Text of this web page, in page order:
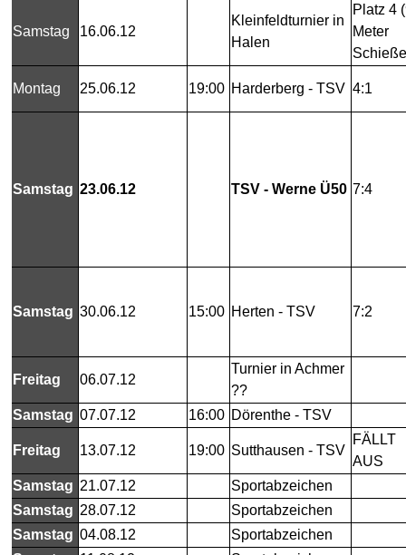
Samstag 16.06.12
Kleinfeldturnier in
Halen
Platz 4
Meter
Montag 25.06.12 19:00 Harderberg - TSV 4:1
Samstag 23.06.12 TSV - Werne Ü50 7:4
Samstag 30.06.12 15:00 Herten - TSV 7:2
Freitag 06.07.12
Turnier in Achmer
??
Samstag 07.07.12 16:00 Dörenthe - TSV
Freitag 13.07.12 19:00 Sutthausen - TSV
FÄLLT
AUS
Samstag 21.07.12
Sportabzeichen
Samstag 28.07.12
Sportabzeichen
Samstag 04.08.12
Sportabzeichen